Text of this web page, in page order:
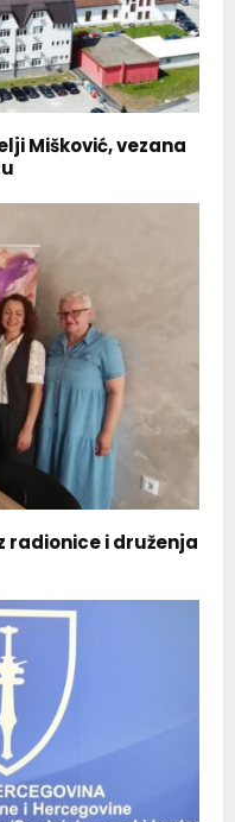
Mišković, vezana
radionice i druženja